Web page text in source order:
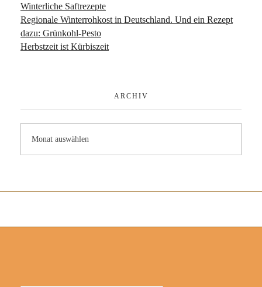
Winterliche Saftrezepte
Regionale Winterrohkost in Deutschland. Und ein Rezept
dazu: Grünkohl-Pesto
Herbstzeit ist Kürbiszeit
ARCHIV